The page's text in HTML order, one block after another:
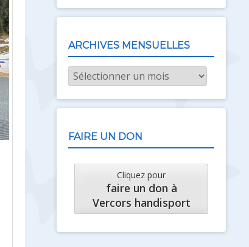
ARCHIVES MENSUELLES
Archives
mensuelles
FAIRE UN DON
Cliquez pour
faire un don à
Vercors handisport